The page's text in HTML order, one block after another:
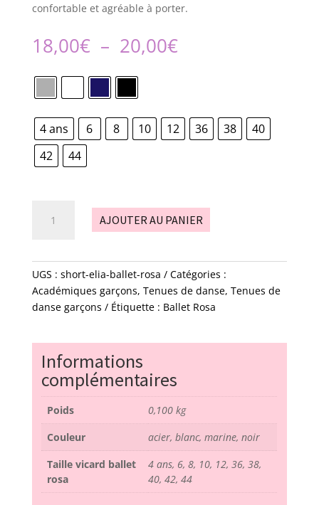
confortable et agréable à porter.
18,00€ – 20,00€Plage
de
20,00€
4 ans 6 8 10 12 36 38
40
42
44
elia
-
Ballet
AJOUTER AU PANIER
UGS : short-elia-ballet-rosa
Catégories :
Académiques garçons, Tenues de danse, Tenues de
danse garçons
Étiquette : Ballet Rosa
Informations
complémentaires
Poids
0,100 kg
Couleur
acier, blanc, marine, noir
Taille vicard ballet
rosa
4 ans, 6, 8, 10, 12, 36, 38,
40, 42, 44